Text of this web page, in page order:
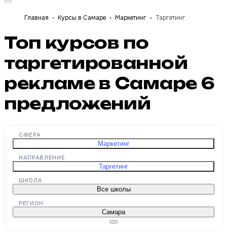
Главная Курсы в Самаре Маркетинг Таргетинг
Топ курсов по
таргетированной
рекламе в Самаре 6
предложений
СФЕРА
Маркетинг
НАПРАВЛЕНИЕ
Таргетинг
ШКОЛА
Все школы
РЕГИОН
Самара